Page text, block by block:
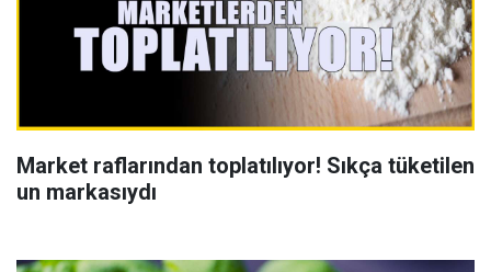
Market raflarından toplatılıyor! Sıkça tüketilen
un markasıydı